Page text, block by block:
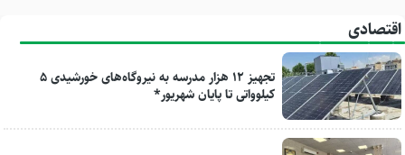
اقتصادی
تجهیز ۱۲ هزار مدرسه به نیروگاه‌های خورشیدی ۵
کیلوواتی تا پایان شهریور*